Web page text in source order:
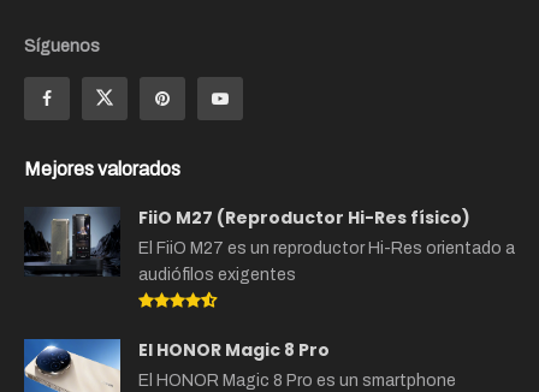
Síguenos
Mejores valorados
FiiO M27 (Reproductor Hi-Res físico)
El FiiO M27 es un reproductor Hi-Res orientado a
audiófilos exigentes
El HONOR Magic 8 Pro
El HONOR Magic 8 Pro es un smartphone